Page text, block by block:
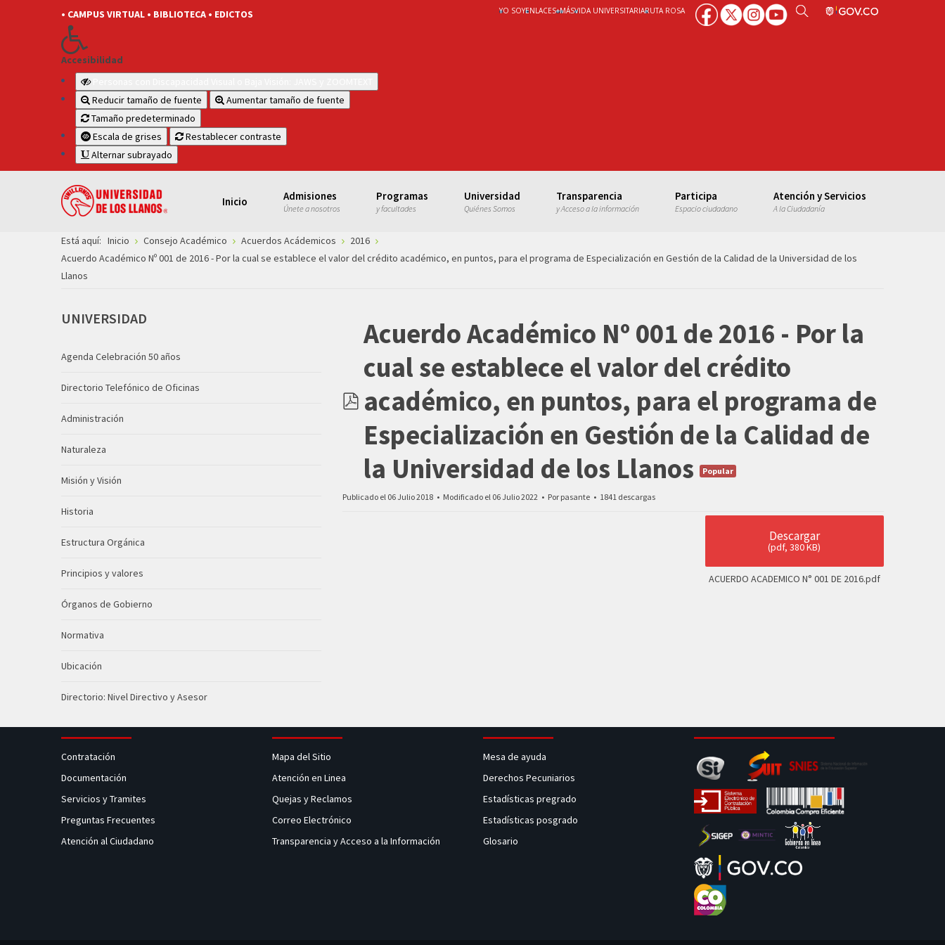
• CAMPUS VIRTUAL • BIBLIOTECA • EDICTOS
Accesibilidad
Reducir tamaño de fuente
Aumentar tamaño de fuente
Tamaño predeterminado
Escala de grises
Restablecer contraste
Alternar subrayado
YO SOYENLACES+MÁSVIDA UNIVERSITARIARUTA ROSA
Inicio Admisiones
Únete a nosotros
Programas
y facultades
Universidad
Quiénes Somos
Transparencia
y Acceso a la información
Participa
Espacio ciudadano
Atención y Servicios
A la Ciudadanía
Está aquí: Inicio Consejo Académico Acuerdos Acádemicos
2016
Acuerdo Académico Nº 001 de 2016 - Por la cual se establece el valor del crédito académico, en puntos, para el programa de Especialización en Gestión de la Calidad de la Universidad de los
Llanos
Acuerdo Académico Nº 001 de 2016 - Por la
cual se establece el valor del crédito
académico, en puntos, para el programa de
Especialización en Gestión de la Calidad de
la Universidad de los Llanos
Popular
Publicado el 06 Julio 2018 Modificado el 06 Julio 2022 Por pasante 1841 descargas
Descargar
(pdf,380 KB)
ACUERDO ACADEMICO N° 001 DE 2016.pdf
UNIVERSIDAD
Agenda Celebración 50 años
Directorio Telefónico de Oficinas
Administración
Naturaleza
Misión y Visión
Historia
Estructura Orgánica
Principios y valores
Órganos de Gobierno
Normativa
Ubicación
Directorio: Nivel Directivo y Asesor
Contratación
Documentación
Servicios y Tramites
Preguntas Frecuentes
Atención al Ciudadano
Mapa del Sitio
Atención en Linea
Quejas y Reclamos
Correo Electrónico
Transparencia y Acceso a la Información
Mesa de ayuda
Derechos Pecuniarios
Estadísticas pregrado
Estadísticas posgrado
Glosario